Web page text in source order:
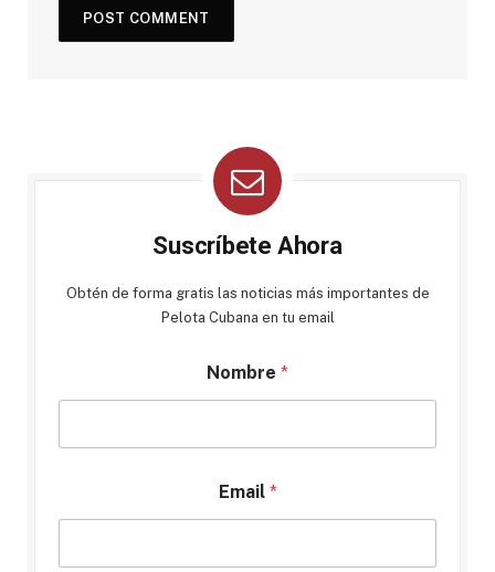
Suscríbete Ahora
Obtén de forma gratis las noticias más importantes de
Pelota Cubana en tu email
Nombre *
Email *